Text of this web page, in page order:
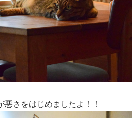
悪さをはじめましたよ！！